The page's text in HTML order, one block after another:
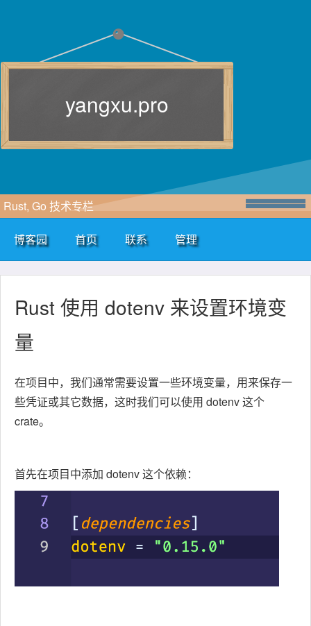
yangxu.pro
Rust, Go 技术专栏
博客园 首页 联系 管理
Rust 使用 dotenv 来设置环境变
量
在项目中，我们通常需要设置一些环境变量，用来保存一
些凭证或其它数据，这时我们可以使用 dotenv 这个
crate。
首先在项目中添加 dotenv 这个依赖：